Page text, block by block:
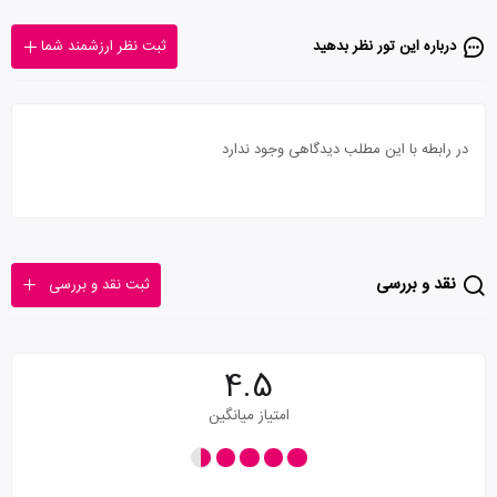
درباره این تور‌ نظر بدهید ثبت نظر ارزشمند شما
در رابطه با این مطلب دیدگاهی وجود ندارد
نقد و بررسی ثبت نقد و بررسی
4.5
امتیاز میانگین